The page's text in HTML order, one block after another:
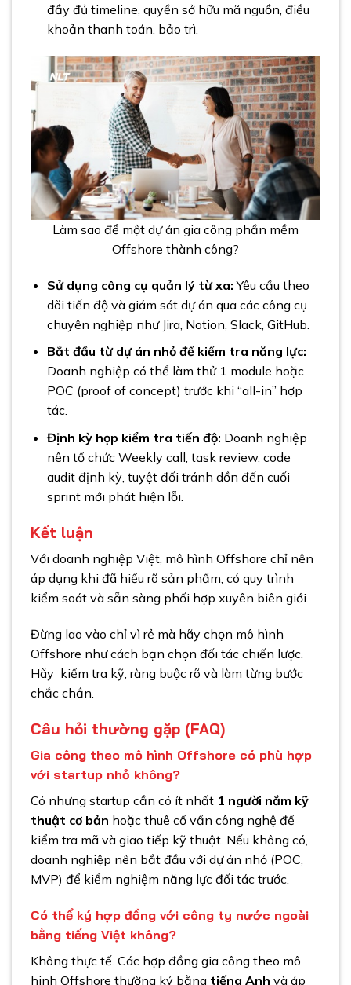
đầy đủ timeline, quyền sở hữu mã nguồn, điều
khoản thanh toán, bảo trì.
Làm sao để một dự án gia công phần mềm
Offshore thành công?
Sử dụng công cụ quản lý từ xa: Yêu cầu theo
dõi tiến độ và giám sát dự án qua các công cụ
chuyên nghiệp như Jira, Notion, Slack, GitHub.
Bắt đầu từ dự án nhỏ để kiểm tra năng lực:
Doanh nghiệp có thể làm thử 1 module hoặc
POC (proof of concept) trước khi “all-in” hợp
tác.
Định kỳ họp kiểm tra tiến độ: Doanh nghiệp
nên tổ chức Weekly call, task review, code
audit định kỳ, tuyệt đối tránh dồn đến cuối
sprint mới phát hiện lỗi.
Kết luận
Với doanh nghiệp Việt, mô hình Offshore chỉ nên
áp dụng khi đã hiểu rõ sản phẩm, có quy trình
kiểm soát và sẵn sàng phối hợp xuyên biên giới.
Đừng lao vào chỉ vì rẻ mà hãy chọn mô hình
Offshore như cách bạn chọn đối tác chiến lược.
Hãy kiểm tra kỹ, ràng buộc rõ và làm từng bước
chắc chắn.
Câu hỏi thường gặp (FAQ)
Gia công theo mô hình Offshore có phù hợp
với startup nhỏ không?
Có nhưng startup cần có ít nhất 1 người nắm kỹ
thuật cơ bản hoặc thuê cố vấn công nghệ để
kiểm tra mã và giao tiếp kỹ thuật. Nếu không có,
doanh nghiệp nên bắt đầu với dự án nhỏ (POC,
MVP) để kiểm nghiệm năng lực đối tác trước.
Có thể ký hợp đồng với công ty nước ngoài
bằng tiếng Việt không?
Không thực tế. Các hợp đồng gia công theo mô
hinh Offshore thường ký bằng tiếng Anh và áp